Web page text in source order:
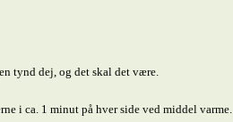
tynd dej, og det skal det være.
i ca. 1 minut på hver side ved middel varme.